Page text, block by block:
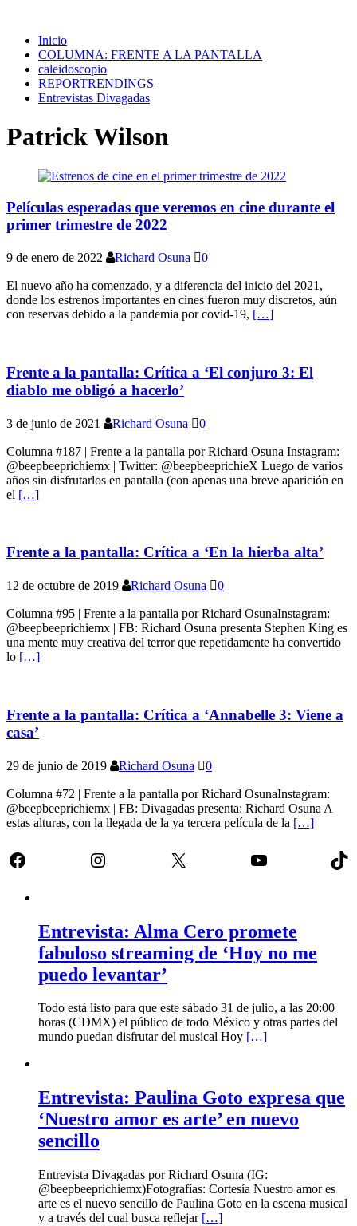
Inicio
COLUMNA: FRENTE A LA PANTALLA
caleidoscopio
REPORTRENDINGS
Entrevistas Divagadas
Patrick Wilson
Películas esperadas que veremos en cine durante el
primer trimestre de 2022
9 de enero de 2022 Richard Osuna 0
El nuevo año ha comenzado, y a diferencia del inicio del 2021,
donde los estrenos importantes en cines fueron muy discretos, aún
con reservas debido a la pandemia por covid-19, […]
Frente a la pantalla: Crítica a ‘El conjuro 3: El
diablo me obligó a hacerlo’
3 de junio de 2021 Richard Osuna 0
Columna #187 | Frente a la pantalla por Richard Osuna Instagram:
@beepbeeprichiemx | Twitter: @beepbeeprichieX Luego de varios
años sin disfrutarlos en pantalla (con apenas una breve aparición en
el […]
Frente a la pantalla: Crítica a ‘En la hierba alta’
12 de octubre de 2019 Richard Osuna 0
Columna #95 | Frente a la pantalla por Richard OsunaInstagram:
@beepbeeprichiemx | FB: Richard Osuna presenta Stephen King es
una mente muy creativa del terror que repetidamente ha convertido
lo […]
Frente a la pantalla: Crítica a ‘Annabelle 3: Viene a
casa’
29 de junio de 2019 Richard Osuna 0
Columna #72 | Frente a la pantalla por Richard OsunaInstagram:
@beepbeeprichiemx | FB: Divagadas presenta: Richard Osuna A
estas alturas, con la llegada de la ya tercera película de la […]
Facebook Instagram X YouTube
Entrevista: Alma Cero promete
fabuloso streaming de ‘Hoy no me
puedo levantar’
Todo está listo para que este sábado 31 de julio, a las 20:00
horas (CDMX) el público de todo México y otras partes del
mundo puedan disfrutar del musical Hoy […]
Entrevista: Paulina Goto expresa que
‘Nuestro amor es arte’ en nuevo
sencillo
Entrevista Divagadas por Richard Osuna (IG:
@beepbeeprichiemx)Fotografías: Cortesía Nuestro amor es
arte es el nuevo sencillo de Paulina Goto en la escena musical
y a través del cual busca reflejar […]